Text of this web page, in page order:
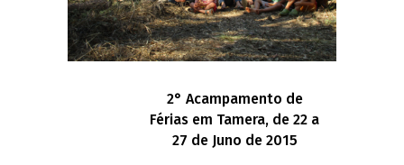
2° Acampamento de
Férias em Tamera, de 22 a
27 de Juno de 2015